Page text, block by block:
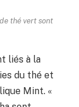
thé vert sont
liés à la
du thé et
Mint. «